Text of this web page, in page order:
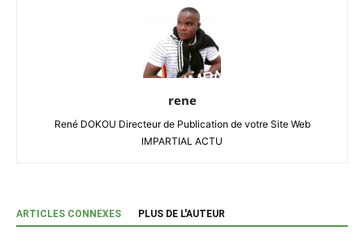
rene
René DOKOU Directeur de Publication de votre Site Web
IMPARTIAL ACTU
ARTICLES CONNEXES PLUS DE L'AUTEUR